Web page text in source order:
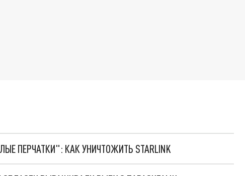
ПЕРЧАТКИ": КАК УНИЧТОЖИТЬ STARLINK